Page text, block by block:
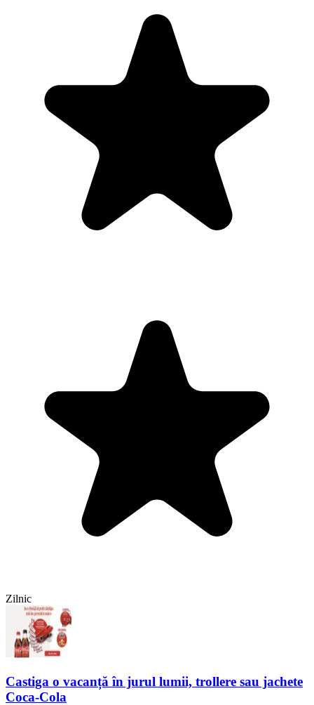
Zilnic
Castiga o vacanță în jurul lumii, trollere sau jachete
Coca-Cola